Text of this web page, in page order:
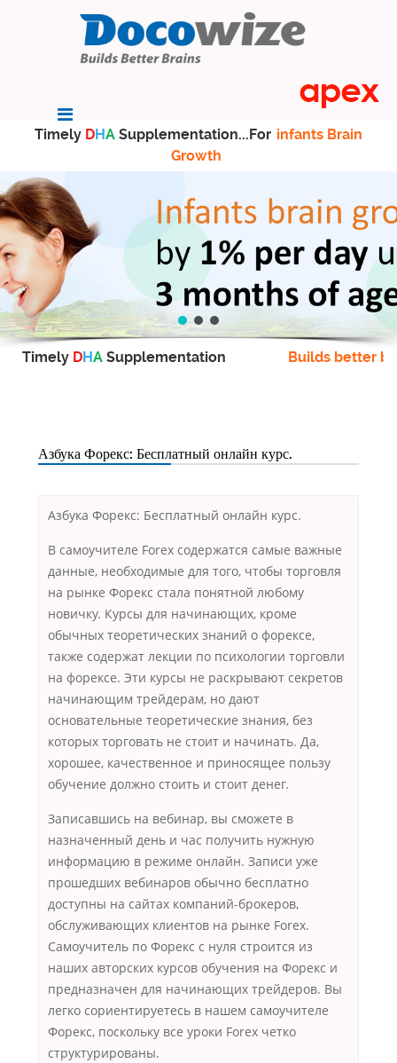
Timely DHA Supplementation...For infants Brain
Growth
Timely DHA Supplementation Builds better
Азбука Форекс: Бесплатный онлайн курс.
Азбука Форекс: Бесплатный онлайн курс.
В самоучителе Forex содержатся самые важные
данные, необходимые для того, чтобы торговля
на рынке Форекс стала понятной любому
новичку. Курсы для начинающих, кроме
обычных теоретических знаний о форексе,
также содержат лекции по психологии торговли
на форексе. Эти курсы не раскрывают секретов
начинающим трейдерам, но дают
основательные теоретические знания, без
которых торговать не стоит и начинать. Да,
хорошее, качественное и приносящее пользу
обучение должно стоить и стоит денег.
Записавшись на вебинар, вы сможете в
назначенный день и час получить нужную
информацию в режиме онлайн. Записи уже
прошедших вебинаров обычно бесплатно
доступны на сайтах компаний-брокеров,
обслуживающих клиентов на рынке Forex.
Самоучитель по Форекс с нуля строится из
наших авторских курсов обучения на Форекс и
предназначен для начинающих трейдеров. Вы
легко сориентируетесь в нашем самоучителе
Форекс, поскольку все уроки Forex четко
структурированы.